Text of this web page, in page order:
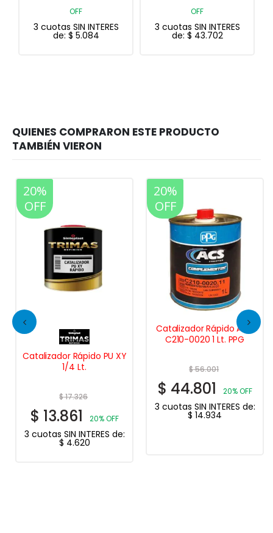
OFF
3 cuotas SIN INTERES
de: $ 5.084
OFF
3 cuotas SIN INTERES
de: $ 43.702
20%
OFF
Catalizador Rápido PU XY
1/4 Lt.
$17.326
$ 13.861 20% OFF
3 cuotas SIN INTERES de:
$ 4.620
20%
OFF
Catalizador Rápido ACS
C210-0020 1 Lt. PPG
$56.001
$ 44.801 20% OFF
3 cuotas SIN INTERES de:
$ 14.934